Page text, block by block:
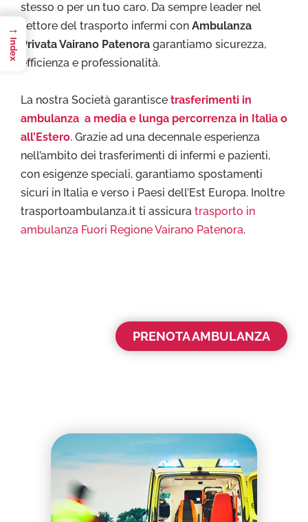
stesso o per un tuo caro. Da sempre leader nel
settore del trasporto infermi con Ambulanza
Privata Vairano Patenora garantiamo sicurezza,
efficienza e professionalità.
La nostra Società garantisce trasferimenti in
ambulanza a media e lunga percorrenza in Italia o
all’Estero. Grazie ad una decennale esperienza
nell’ambito dei trasferimenti di infermi e pazienti,
con esigenze speciali, garantiamo spostamenti
sicuri in Italia e verso i Paesi dell’Est Europa. Inoltre
trasportoambulanza.it ti assicura trasporto in
ambulanza Fuori Regione Vairano Patenora.
PRENOTA AMBULANZA
→
Index